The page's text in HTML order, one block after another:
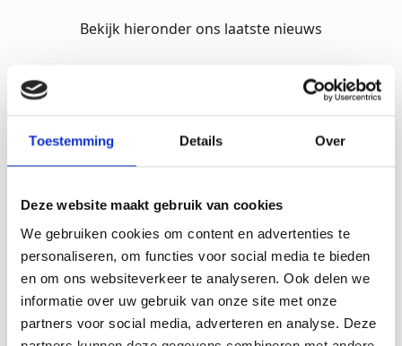
Toestemming Details Over
Deze website maakt gebruik van cookies
We gebruiken cookies om content en advertenties te
personaliseren, om functies voor social media te bieden
en om ons websiteverkeer te analyseren. Ook delen we
informatie over uw gebruik van onze site met onze
partners voor social media, adverteren en analyse. Deze
Bekijk hieronder ons laatste nieuws
Hoe kwetsbaar is jouw productieproces bij
30-06-26